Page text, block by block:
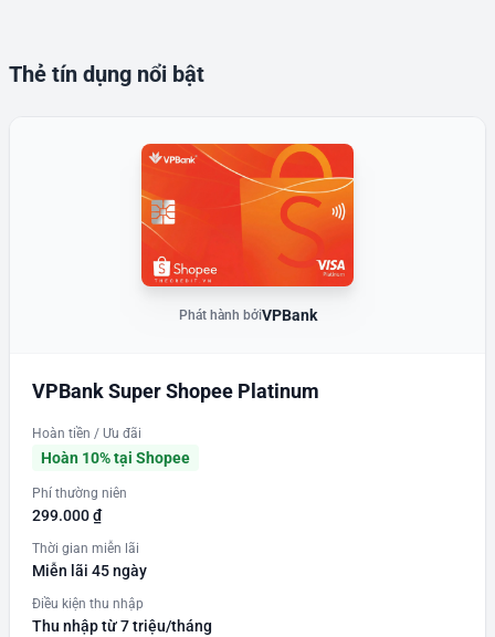
Thẻ tín dụng nổi bật
Phát hành bởiVPBank
VPBank Super Shopee Platinum
Hoàn tiền / Ưu đãi
Hoàn 10% tại Shopee
Phí thường niên
299.000 ₫
Thời gian miễn lãi
Miễn lãi 45 ngày
Điều kiện thu nhập
Thu nhập từ 7 triệu/tháng